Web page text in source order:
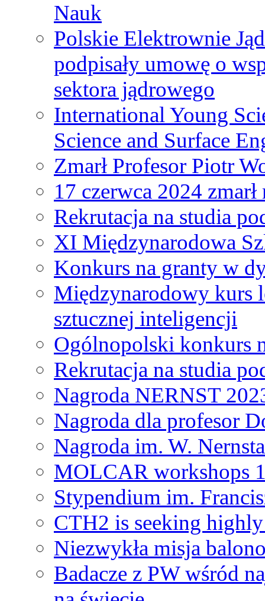
Nauk
Polskie Elektrownie
podpisały umowę o
sektora jądrowego
International Young
Science and Surface
Zmarł Profesor Piotr
17 czerwca 2024
Rekrutacja na studia
XI Międzynarodowa
Konkurs na granty w
Międzynarodowy kurs
sztucznej inteligencji
Ogólnopolski konkurs
Rekrutacja na studia
Nagroda NERNST
Nagroda dla profesor
Nagroda im. W.
MOLCAR workshops
Stypendium im.
CTH2 is seeking
Niezwykła misja
Badacze z PW wśród